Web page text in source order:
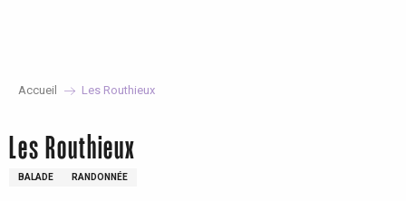
Accueil Les Routhieux
Les Routhieux
BALADE RANDONNÉE